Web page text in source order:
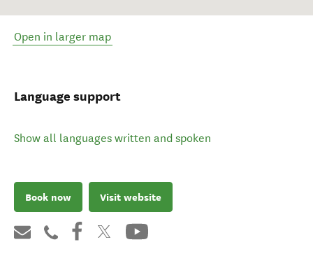
Open in larger map
Language support
Show all languages written and spoken
Book now Visit website